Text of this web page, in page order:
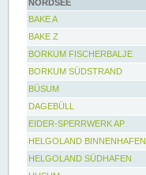
NORDSEE
BAKE A
BAKE Z
BORKUM FISCHERBALJE
BORKUM SÜDSTRAND
BÜSUM
DAGEBÜLL
EIDER-SPERRWERK AP
HELGOLAND BINNENHAFEN
HELGOLAND SÜDHAFEN